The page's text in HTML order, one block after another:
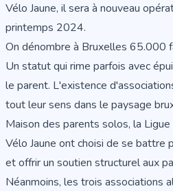
Vélo Jaune, il sera à nouveau
printemps 2024.
On dénombre à Bruxelles 65.000
Un statut qui rime parfois avec
le parent. L'existence
tout leur sens dans le paysage
Maison des parents solos, la
Vélo Jaune ont choisi de se battre
et offrir un soutien structurel aux
Néanmoins, les trois associations